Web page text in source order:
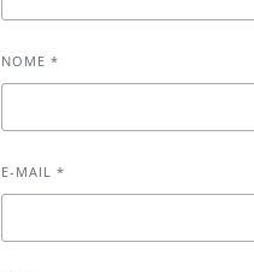
NOME*
E-MAIL*